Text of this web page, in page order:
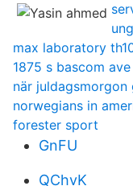
max laboratory
1875 s bascom ave
när
norwegians in
forester sport
GnFU
QChvK